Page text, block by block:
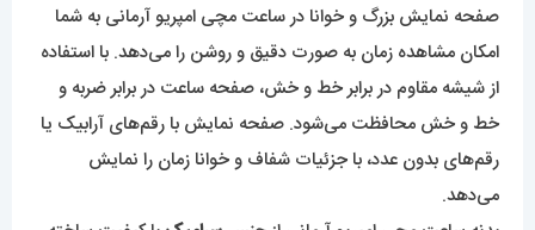
صفحه نمایش بزرگ و خوانا در ساعت مچی امپریو آرمانی به شما
امکان مشاهده زمان به صورت دقیق و روشن را می‌دهد. با استفاده
از شیشه مقاوم در برابر خط و خش، صفحه ساعت در برابر ضربه و
خط و خش محافظت می‌شود. صفحه نمایش با رقم‌های آرابیک یا
رقم‌های بدون عدد، با جزئیات شفاف و خوانا زمان را نمایش
می‌دهد.